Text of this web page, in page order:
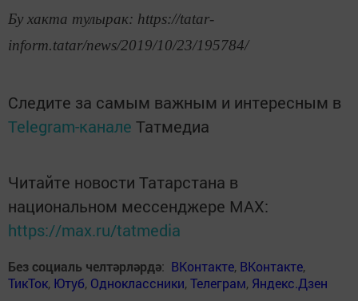
Бу хакта тулырак: https://tatar-
inform.tatar/news/2019/10/23/195784/
Следите за самым важным и интересным в
Telegram-канале Татмедиа
Читайте новости Татарстана в
национальном мессенджере MАХ:
https://max.ru/tatmedia
Без социаль челтәрләрдә: ВКонтакте, ВКонтакте,
ТикТок, Ютуб, Одноклассники,Телеграм, Яндекс.Дзен